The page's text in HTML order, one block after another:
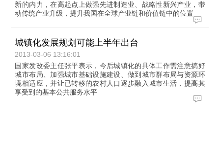
新的内力，在高起点上做强先进制造业、战略性新兴产业，带
动传统产业升级，提升我国在全球产业链和价值链中的位置
城镇化发展规划可能上半年出台
2013-03-06 13:16:01
国家发改委主任张平表示，今后城镇化的具体工作需注意搞好
城市布局、加强城市基础设施建设、做到城市群布局与资源环
境相适应，并让已转移的农村人口逐步融入城市生活，提高其
享受到的基本公共服务水平